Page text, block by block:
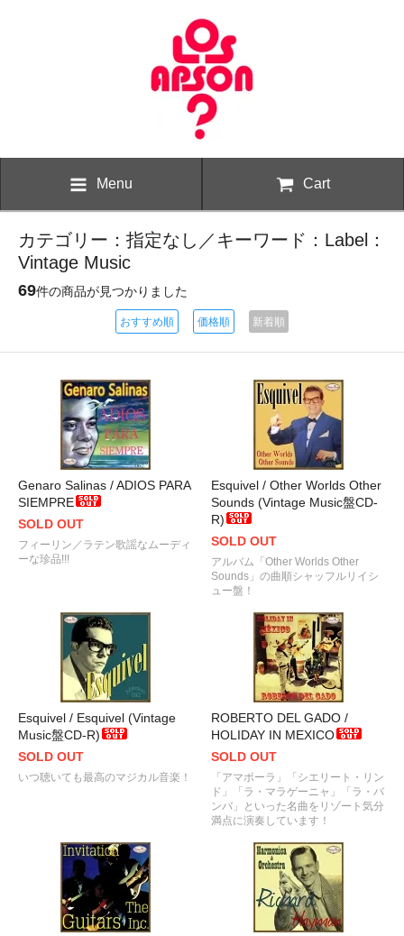
Menu Cart
カテゴリー：指定なし／キーワード：Label：
Vintage Music
69件の商品が見つかりました
おすすめ順 価格順 新着順
Genaro Salinas / ADIOS PARA
SIEMPRE
SOLD OUT
フィーリン／ラテン歌謡なムーディ
ーな珍品!!!
Esquivel / Other Worlds Other
Sounds (Vintage Music盤CD-
R)
SOLD OUT
アルバム「Other Worlds Other
Sounds」の曲順シャッフルリイシ
ュー盤！
Esquivel / Esquivel (Vintage
Music盤CD-R)
SOLD OUT
いつ聴いても最高のマジカル音楽！
ROBERTO DEL GADO /
HOLIDAY IN MEXICO
SOLD OUT
「アマポーラ」「シエリート・リン
ド」「ラ・マラゲーニャ」「ラ・バ
ンバ」といった名曲をリゾート気分
満点に演奏しています！